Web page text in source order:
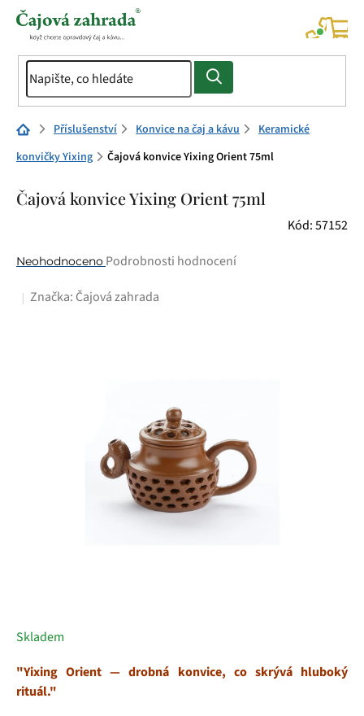
Přejít
Domů Příslušenství Konvice na čaj a kávu
Keramické
konvičky Yixing
Čajová konvice Yixing Orient 75ml
Čajová konvice Yixing Orient 75ml
Kód:57152
Průměrné
produktu
Neohodnoceno Podrobnosti hodnocení
Značka: Čajová zahrada
Skladem
"Yixing Orient — drobná konvice, co skrývá hluboký
rituál."